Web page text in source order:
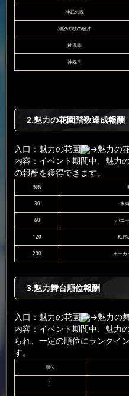
神武の魂
潮汐の杖の破片
神魂鉄
神魂玉
2.魅力の花園階数達成報酬
入口：魅力の花園
→魅力の
内容：イベント期間中、魅力
の報酬を獲得できます。
階数
30 氷
60 バニ
120 秩序
200 ポーカ
3.魅力舞台順位報酬
入口：魅力の花園
→魅力の
内容：イベント期間中、魅力
られ、一定の順位にランクイ
す。
順位
1